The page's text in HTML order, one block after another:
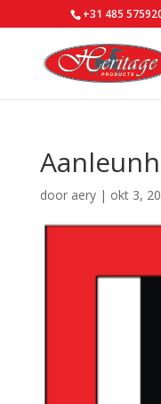
+31 485
door aery| okt 3,